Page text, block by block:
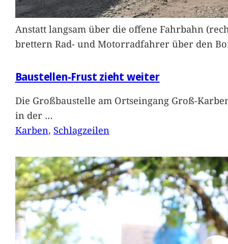
Anstatt langsam über die offene Fahrbahn
brettern Rad- und Motorradfahrer über den
Baustellen-Frust zieht weiter
Die Großbaustelle am Ortseingang Groß-
in der …
Karben, Schlagzeilen